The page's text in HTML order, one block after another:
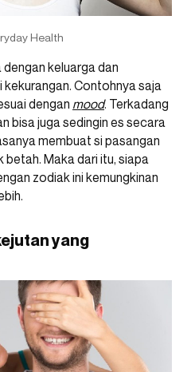
Health
keluarga dan
Contohnya saja
dengan mood. Terkadang
bisa juga sedingin es secara
membuat si pasangan
Maka dari itu, siapa
zodiak ini kemungkinan
yang